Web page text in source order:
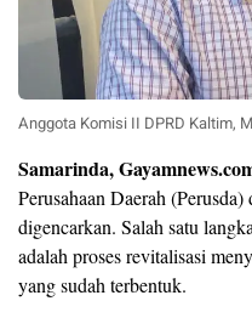
Anggota Komisi II DPRD Kaltim,
Samarinda,
Perusahaan Daerah
digencarkan. Salah satu
adalah proses revitalisasi
yang sudah terbentuk.